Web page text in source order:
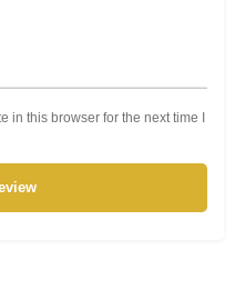
in this browser for the next time I